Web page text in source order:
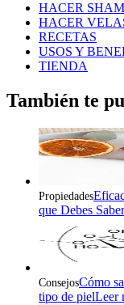
HACER
HACER
RECETAS
USOS Y
TIENDA
También te
Propiedades
que Debes Saber
ConsejosCómo
tipo de pielLeer